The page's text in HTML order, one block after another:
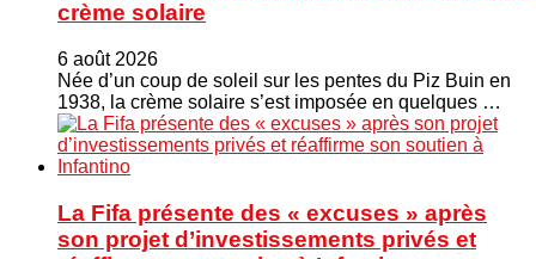
crème solaire
6 août 2026
Née d’un coup de soleil sur les pentes du Piz Buin en
1938, la crème solaire s’est imposée en quelques …
La Fifa présente des « excuses » après
son projet d’investissements privés et